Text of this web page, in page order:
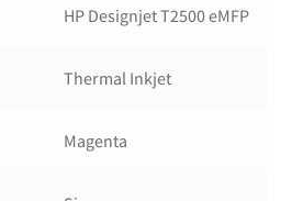
HP Designjet T2500 eMFP
Thermal Inkjet
Magenta